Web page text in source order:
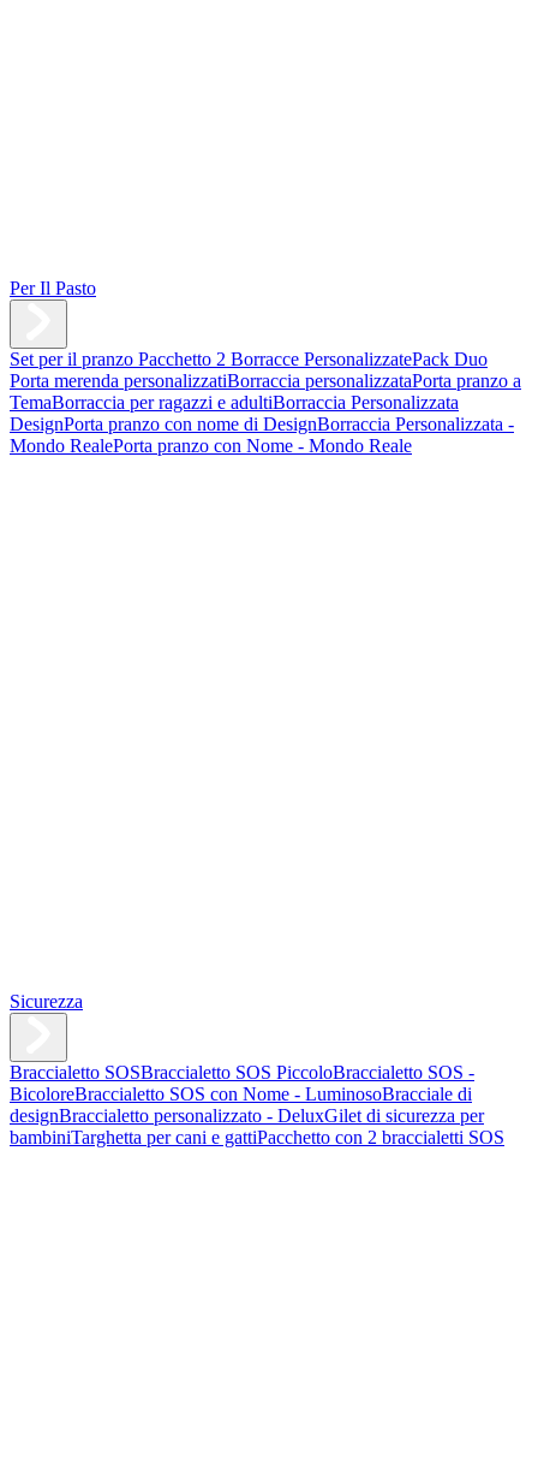
Per Il Pasto
Set per il pranzo Pacchetto 2 Borracce PersonalizzatePack Duo
Porta merenda personalizzatiBorraccia personalizzataPorta pranzo a
TemaBorraccia per ragazzi e adultiBorraccia Personalizzata
DesignPorta pranzo con nome di DesignBorraccia Personalizzata -
Mondo RealePorta pranzo con Nome - Mondo Reale
Sicurezza
Braccialetto SOSBraccialetto SOS PiccoloBraccialetto SOS -
BicoloreBraccialetto SOS con Nome - LuminosoBracciale di
designBraccialetto personalizzato - DeluxGilet di sicurezza per
bambiniTarghetta per cani e gattiPacchetto con 2 braccialetti SOS